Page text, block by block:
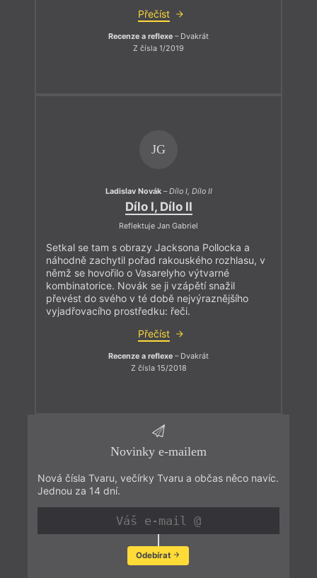
Přečíst
Recenze a reflexe – Dvakrát
Z čísla 1/2019
JG
Ladislav Novák–Dílo I, Dílo II
Dílo I, Dílo II
Reflektuje Jan Gabriel
Setkal se tam s obrazy Jacksona Pollocka a
náhodně zachytil pořad rakouského rozhlasu, v
němž se hovořilo o Vasarelyho výtvarné
kombinatorice. Novák se ji vzápětí snažil
převést do svého v té době nejvýraznějšího
vyjadřovacího prostředku: řeči.
Přečíst
Recenze a reflexe – Dvakrát
Z čísla 15/2018
Novinky e-mailem
Nová čísla Tvaru, večírky Tvaru a občas něco navíc.
Jednou za 14 dní.
Odebírat